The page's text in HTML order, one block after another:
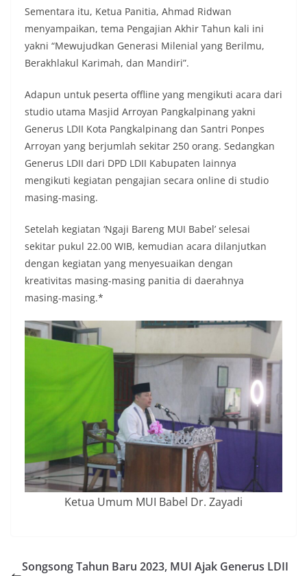
Sementara itu, Ketua Panitia, Ahmad Ridwan
menyampaikan, tema Pengajian Akhir Tahun kali ini
yakni “Mewujudkan Generasi Milenial yang Berilmu,
Berakhlakul Karimah, dan Mandiri”.
Adapun untuk peserta offline yang mengikuti acara dari
studio utama Masjid Arroyan Pangkalpinang yakni
Generus LDII Kota Pangkalpinang dan Santri Ponpes
Arroyan yang berjumlah sekitar 250 orang. Sedangkan
Generus LDII dari DPD LDII Kabupaten lainnya
mengikuti kegiatan pengajian secara online di studio
masing-masing.
Setelah kegiatan ‘Ngaji Bareng MUI Babel’ selesai
sekitar pukul 22.00 WIB, kemudian acara dilanjutkan
dengan kegiatan yang menyesuaikan dengan
kreativitas masing-masing panitia di daerahnya
masing-masing.*
Ketua Umum MUI Babel Dr. Zayadi
Songsong Tahun Baru 2023, MUI Ajak Generus LDII